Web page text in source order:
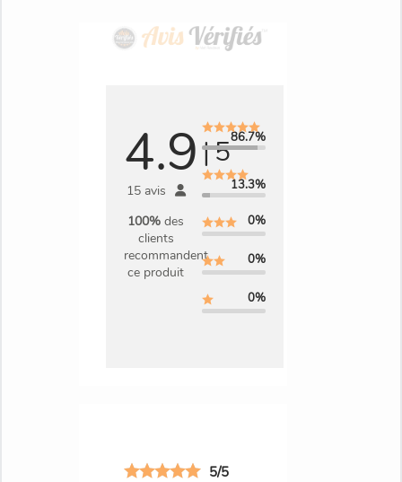
Finition bois brut et la finition cirée blanche
finition Chamonix
finition Bois Brut
4.9|5
15 avis
100% des
clients
recommandent
ce produit
86.7%
13.3%
0%
0%
0%
5/5